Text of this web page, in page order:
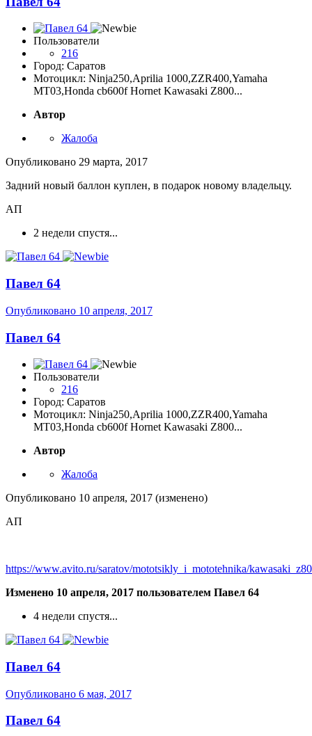
Пользователи
216
Город: Саратов
Мотоцикл: Ninja250,Aprilia 1000,ZZR400,Yamaha
MT03,Honda cb600f Hornet Kawasaki Z800...
Автор
Жалоба
Опубликовано 29 марта, 2017
Задний новый баллон куплен, в подарок новому владельцу.
АП
2 недели спустя...
Павел 64
Опубликовано 10 апреля, 2017
Павел 64
Пользователи
216
Город: Саратов
Мотоцикл: Ninja250,Aprilia 1000,ZZR400,Yamaha
MT03,Honda cb600f Hornet Kawasaki Z800...
Автор
Жалоба
Опубликовано 10 апреля, 2017 (изменено)
АП
https://www.avito.ru/saratov/mototsikly_i_mototehnika/
Изменено 10 апреля, 2017 пользователем Павел 64
4 недели спустя...
Павел 64
Опубликовано 6 мая, 2017
Павел 64